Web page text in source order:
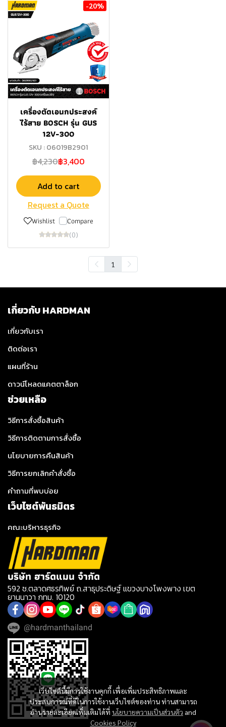
-20%
เครื่องตัดเอนกประสงค์
ไร้สาย BOSCH รุ่น GUS
12V-300
SKU : 06019B2901
฿4,230฿3,400
Add to cart
Request a Quote
Wishlist Compare
(0)
1
เว็บไซต์นี้มีการใช้งานคุกกี้ เพื่อเพิ่มประสิทธิภาพและ
ประสบการณ์ที่ดีในการใช้งานเว็บไซต์ของท่าน ท่านสามารถ
อ่านรายละเอียดเพิ่มเติมได้ที่ นโยบายความเป็นส่วนตัว and
Cookies Policy
เกี่ยวกับ HARDMAN
เกี่ยวกับเรา
ติดต่อเรา
แผนที่ร้าน
ดาวน์โหลดแคตตาล็อก
ช่วยเหลือ
วิธีการสั่งซื้อสินค้า
วิธีการติดตามการสั่งซื้อ
นโยบายการคืนสินค้า
วิธีการยกเลิกคำสั่งซื้อ
คำถามที่พบบ่อย
เว็บไซต์พันธมิตร
คณะบริหารธุรกิจ
บริษัท ฮาร์ดแมน จำกัด
592 ซ.ตลาดศธรทิพย์ ถ.สาธุประดิษฐ์ แขวงบางโพงพาง เขต
ยานนาวา กทม. 10120
@hardmanthailand